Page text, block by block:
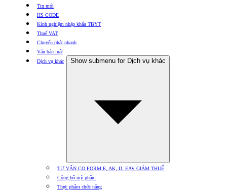
Tin mới
HS CODE
Kinh nghiệm nhập khẩu TBYT
Thuế VAT
Chuyển phát nhanh
Văn bản luật
Dịch vụ khác
Show submenu for Dịch vụ khác
TƯ VẤN CO FORM E, AK, D, EAV GIẢM THUẾ
Công bố mỹ phẩm
Thực phẩm chức năng